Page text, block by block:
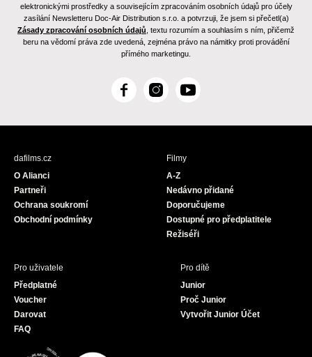
elektronickými prostředky a souvisejícím zpracováním osobních údajů pro účely
zasílání Newsletteru Doc-Air Distribution s.r.o. a potvrzuji, že jsem si přečetl(a)
Zásady zpracování osobních údajů , textu rozumím a souhlasím s ním, přičemž
beru na vědomí práva zde uvedená, zejména právo na námitky proti provádění
přímého marketingu.
F
c
I
s
Y
u
dafilms.cz
O Alianci
Partneři
Ochrana soukromí
Obchodní podmínky
Filmy
A-Z
Nedávno přidané
Doporučujeme
Dostupné pro předplatitele
Režiséři
Pro uživatele
Předplatné
Voucher
Darovat
FAQ
Pro dítě
Junior
Proč Junior
Vytvořit Junior Účet